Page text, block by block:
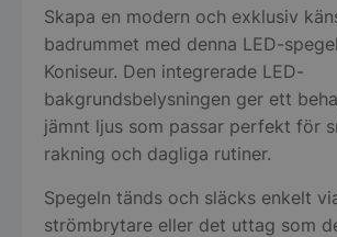
Skapa en modern och exklusiv
badrummet med denna LED-
Koniseur. Den integrerade LED-
bakgrundsbelysningen ger ett
jämnt ljus som passar perfekt för
rakning och dagliga rutiner.
Spegeln tänds och släcks enkelt
strömbrytare eller det uttag som